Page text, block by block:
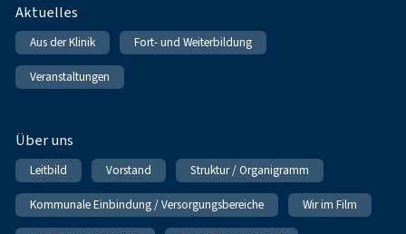
Fußnavigation
Aktuelles
Aus der Klinik Fort- und Weiterbildung
Veranstaltungen
Über uns
Leitbild Vorstand Struktur / Organigramm
Kommunale Einbindung / Versorgungsbereiche Wir im Film